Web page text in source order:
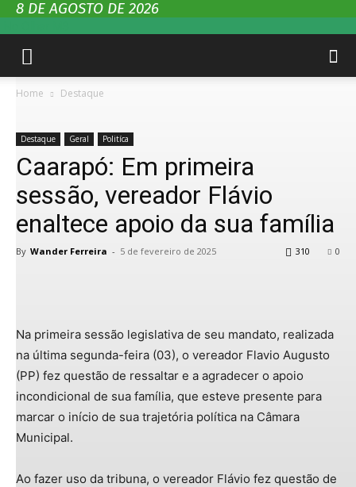
8 DE AGOSTO DE 2026
Home Destaque
Destaque Geral Politíca
Caarapó: Em primeira
sessão, vereador Flávio
enaltece apoio da sua família
By Wander Ferreira - 5 de fevereiro de 2025 0
310
Na primeira sessão legislativa de seu mandato, realizada
na última segunda-feira (03), o vereador Flavio Augusto
(PP) fez questão de ressaltar e a agradecer o apoio
incondicional de sua família, que esteve presente para
marcar o início de sua trajetória política na Câmara
Municipal.
Ao fazer uso da tribuna, o vereador Flávio fez questão de